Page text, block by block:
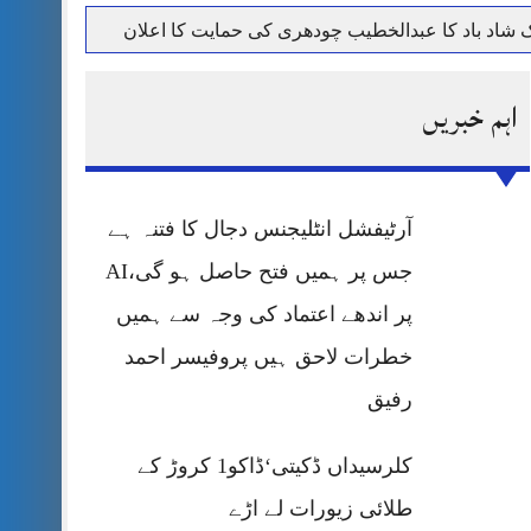
کی پریس کانفرنس
اہم خبریں
آرٹیفشل انٹلیجنس دجال کا فتنہ ہے
جس پر ہمیں فتح حاصل ہو گی،AI
پر اندھے اعتماد کی وجہ سے ہمیں
خطرات لاحق ہیں پروفیسر احمد
رفیق
کلرسیداں ڈکیتی‘ڈاکو1 کروڑ کے
طلائی زیورات لے اڑے